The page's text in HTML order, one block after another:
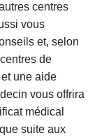
centres
vous
et, selon
de
une aide
vous offrira
médical
suite aux